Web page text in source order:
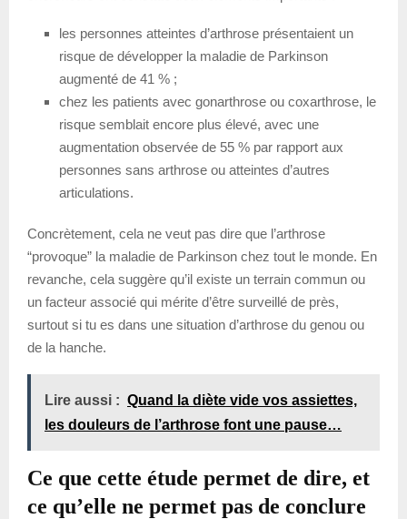
les personnes atteintes d’arthrose présentaient un
risque de développer la maladie de Parkinson
augmenté de 41 % ;
chez les patients avec gonarthrose ou coxarthrose, le
risque semblait encore plus élevé, avec une
augmentation observée de 55 % par rapport aux
personnes sans arthrose ou atteintes d’autres
articulations.
Concrètement, cela ne veut pas dire que l’arthrose
“provoque” la maladie de Parkinson chez tout le monde. En
revanche, cela suggère qu’il existe un terrain commun ou
un facteur associé qui mérite d’être surveillé de près,
surtout si tu es dans une situation d’arthrose du genou ou
de la hanche.
Lire aussi : Quand la diète vide vos assiettes,
les douleurs de l’arthrose font une pause…
Ce que cette étude permet de dire, et
ce qu’elle ne permet pas de conclure